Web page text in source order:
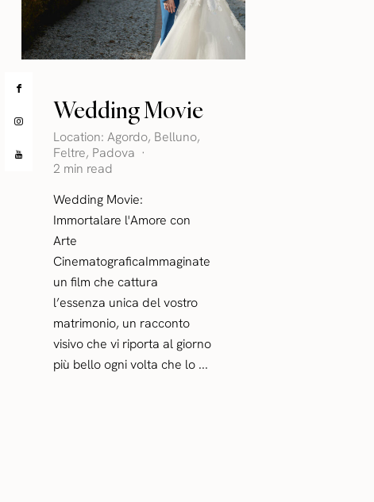
Wedding Movie
Location:Agordo, Belluno,
Feltre, Padova
2 min read
Wedding Movie:
Immortalare l'Amore con
Arte
CinematograficaImmaginate
un film che cattura
l’essenza unica del vostro
matrimonio, un racconto
visivo che vi riporta al giorno
più bello ogni volta che lo ...